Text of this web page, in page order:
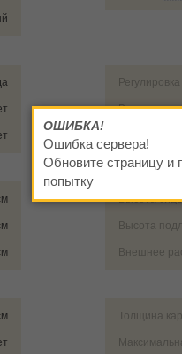
Вид
Высота
Высота
Внешнее
Толщина
ОШИБКА!
Ошибка сервера!
Обновите страницу и
попытку